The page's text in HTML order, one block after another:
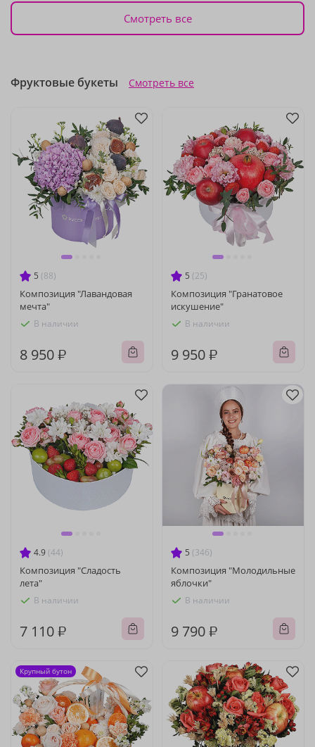
Смотреть все
Фруктовые букеты Смотреть все
5 (88)
Композиция "Лавандовая
мечта"
В наличии
8 950 ₽
5 (25)
Композиция "Гранатовое
искушение"
В наличии
9 950 ₽
4.9 (44)
Композиция "Сладость
лета"
В наличии
7 110 ₽
5 (346)
Композиция "Молодильные
яблочки"
В наличии
9 790 ₽
Крупный бутон